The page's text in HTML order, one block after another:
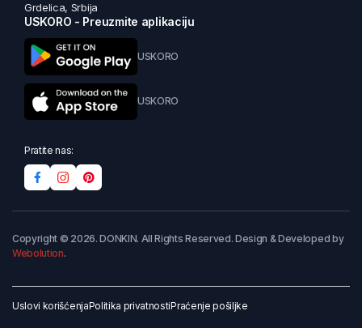
Grdelica, Srbija
USKORO - Preuzmite aplikaciju
USKORO
USKORO
Pratite nas:
Copyright © 2026. DONKIN. All Rights Reserved. Design & Developed by
Webolution.
Uslovi korišćenjaPolitika privatnostiPraćenje pošiljke